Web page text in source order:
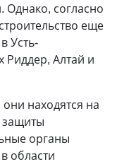
Однако, согласно
еще
Усть-
Риддер, Алтай и
находятся на
органы
области